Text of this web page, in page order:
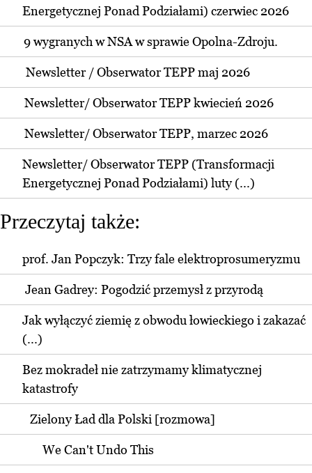
Energetycznej Ponad Podziałami) czerwiec 2026
9 wygranych w NSA w sprawie Opolna-Zdroju.
Newsletter / Obserwator TEPP maj 2026
Newsletter/ Obserwator TEPP kwiecień 2026
Newsletter/ Obserwator TEPP, marzec 2026
Newsletter/ Obserwator TEPP (Transformacji
Energetycznej Ponad Podziałami) luty (...)
Przeczytaj także:
prof. Jan Popczyk: Trzy fale elektroprosumeryzmu
Jean Gadrey: Pogodzić przemysł z przyrodą
Jak wyłączyć ziemię z obwodu łowieckiego i zakazać
(...)
Bez mokradeł nie zatrzymamy klimatycznej
katastrofy
Zielony Ład dla Polski [rozmowa]
We Can't Undo This